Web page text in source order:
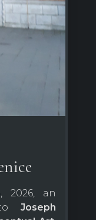
2026, an
to Joseph